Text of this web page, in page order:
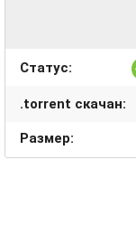
Статус:
.torrent скачан:
Размер: